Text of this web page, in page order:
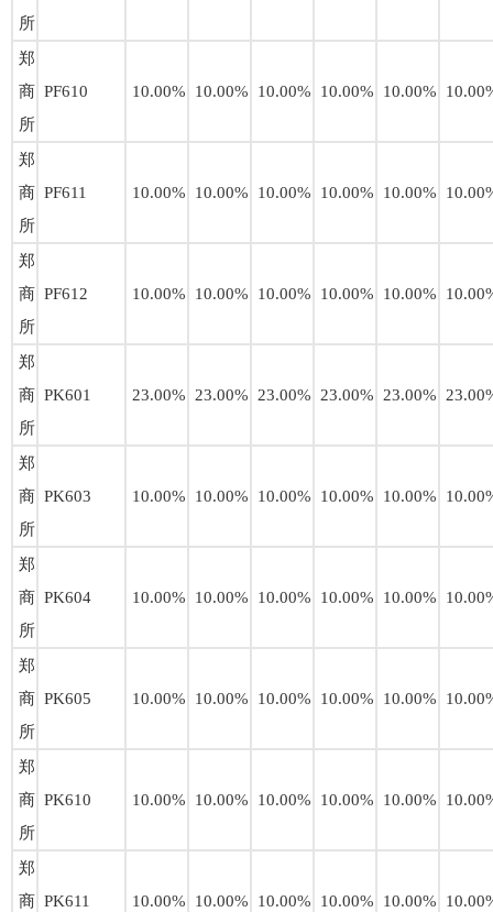
所
郑
商
所
PF610 10.00% 10.00% 10.00% 10.00% 10.00%
郑
商
所
PF611 10.00% 10.00% 10.00% 10.00% 10.00%
郑
商
所
PF612 10.00% 10.00% 10.00% 10.00% 10.00%
郑
商
所
PK601 23.00% 23.00% 23.00% 23.00% 23.00%
郑
商
所
PK603 10.00% 10.00% 10.00% 10.00% 10.00%
郑
商
所
PK604 10.00% 10.00% 10.00% 10.00% 10.00%
郑
商
所
PK605 10.00% 10.00% 10.00% 10.00% 10.00%
郑
商
所
PK610 10.00% 10.00% 10.00% 10.00% 10.00%
郑
商 PK611 10.00% 10.00% 10.00% 10.00% 10.00%